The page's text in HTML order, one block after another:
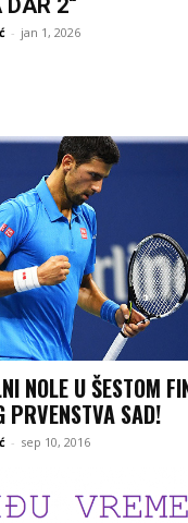
DAR 2“
- jan 1, 2026
NOLE U ŠESTOM
PRVENSTVA SAD!
- sep 10, 2016